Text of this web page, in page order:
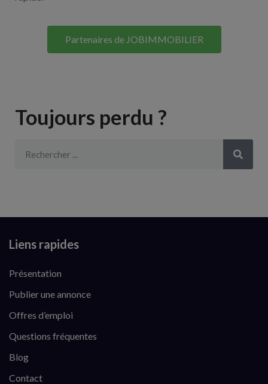
Partenaires de JOBIMMOBILIER
Toujours perdu ?
Liens rapides
Présentation
Publier une annonce
Offres d’emploi
Questions fréquentes
Blog
Contact